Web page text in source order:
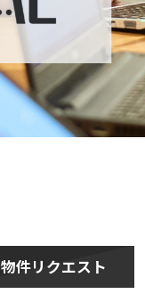
物件リクエスト